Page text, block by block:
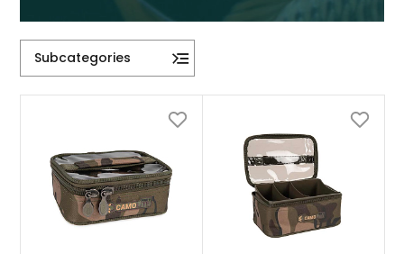
Subcategories